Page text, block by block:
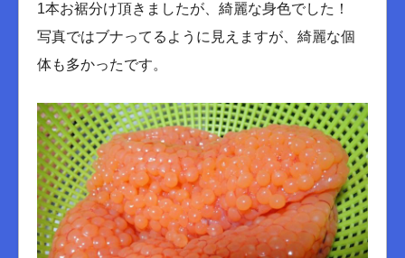
1本お裾分け頂きましたが、綺麗な身色でした！
写真ではブナってるように見えますが、綺麗な個
体も多かったです。